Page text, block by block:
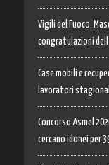
Vigili del Fuoco,
congratulazioni
Case mobili e
lavoratori
Concorso Asmel
cercano idonei per